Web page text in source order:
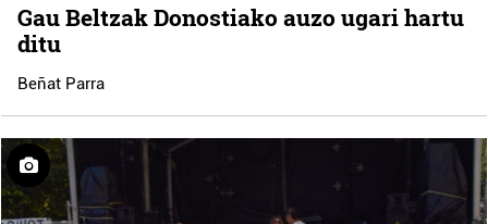
Gau Beltzak Donostiako auzo ugari hartu
ditu
Beñat Parra